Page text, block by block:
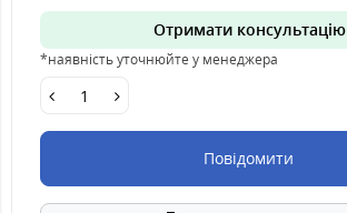
Отримати консультацію
*наявність уточнюйте у менеджера
Повідомити